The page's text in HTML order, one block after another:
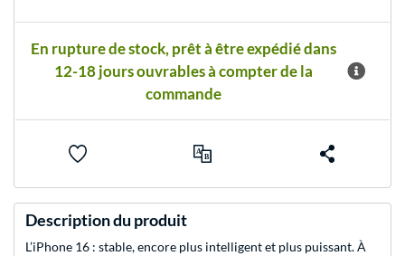
En rupture de stock, prêt à être expédié dans
12-18 jours ouvrables à compter de la
commande
Description du produit
L’iPhone 16 : stable, encore plus intelligent et plus puissant. À